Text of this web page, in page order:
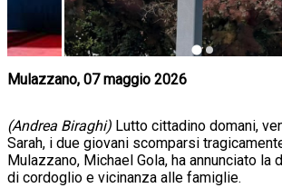
Mulazzano, 07 maggio 2026
(Andrea Biraghi) Lutto cittadino domani,
Sarah, i due giovani scomparsi
Mulazzano, Michael Gola, ha annunciato la
di cordoglio e vicinanza alle famiglie.